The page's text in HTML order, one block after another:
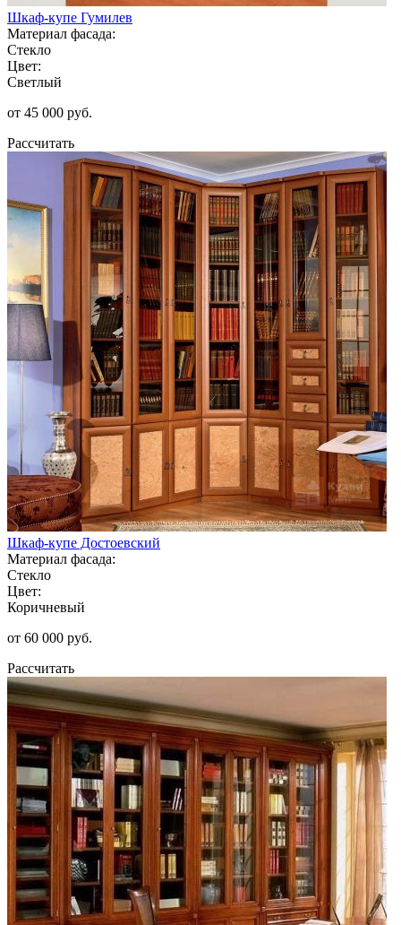
Шкаф-купе Гумилев
Материал фасада:
Стекло
Цвет:
Светлый
от 45 000 руб.
Рассчитать
Шкаф-купе Достоевский
Материал фасада:
Стекло
Цвет:
Коричневый
от 60 000 руб.
Рассчитать